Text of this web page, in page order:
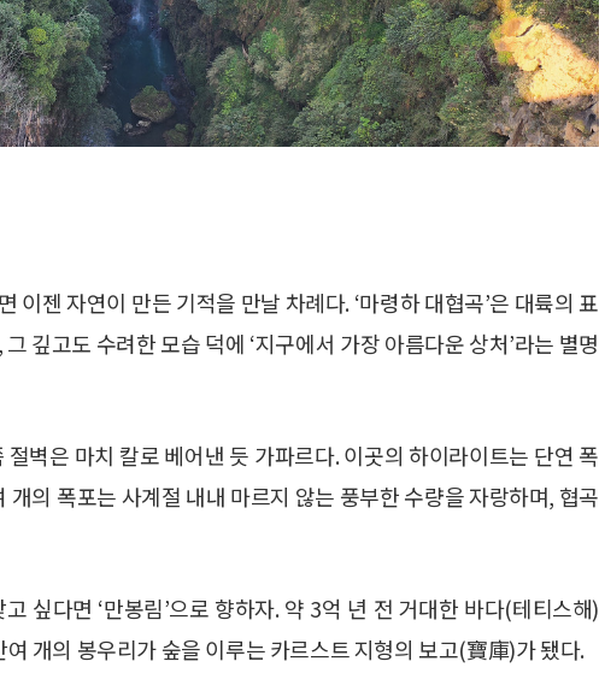
이젠 자연이 만든 기적을 만날 차례다. ‘마령하 대협곡’은 대륙의 표
깊고도 수려한 모습 덕에 ‘지구에서 가장 아름다운 상처’라는 별명
벽은 마치 칼로 베어낸 듯 가파르다. 이곳의 하이라이트는 단연 폭
의 폭포는 사계절 내내 마르지 않는 풍부한 수량을 자랑하며, 협곡
싶다면 ‘만봉림’으로 향하자. 약 3억 년 전 거대한 바다(테티스해)
개의 봉우리가 숲을 이루는 카르스트 지형의 보고(寶庫)가 됐다.